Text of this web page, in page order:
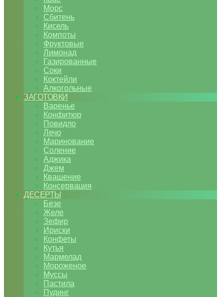
Морс
Сбитень
Кисель
Компоты
Фруктовые
Лимонад
Газированные
Соки
Коктейли
Алкогольные
ЗАГОТОВКИ
Варенье
Конфитюр
Повидло
Лечо
Маринование
Соление
Аджика
Джем
Квашение
Консервация
ДЕСЕРТЫ
Безе
Желе
Зефир
Ириски
Конфеты
Кутья
Мармелад
Мороженое
Муссы
Пастила
Пудинг